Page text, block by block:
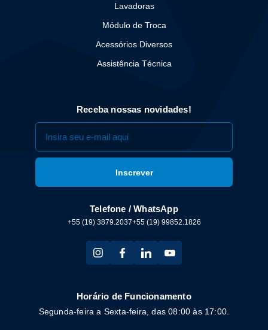
Lavadoras
Módulo de Troca
Acessórios Diversos
Assistência Técnica
Receba nossas novidades!
Telefone / WhatsApp
+55 (19) 3879.2037+55 (19) 99852.1826
Horário de Funcionamento
Segunda-feira a Sexta-feira, das 08:00 às 17:00.